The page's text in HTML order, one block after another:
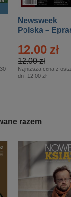
Newsweek
Polska –
12.00 zł
12.00 zł
Najniższa cena z
dni: 12.00 zł
razem